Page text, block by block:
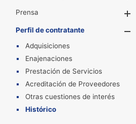
Prensa
Perfil de contratante
Adquisiciones
Enajenaciones
Prestación de Servicios
Acreditación de Proveedores
Otras cuestiones de interés
Histórico